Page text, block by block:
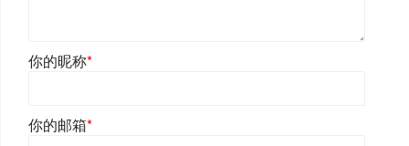
你的昵称*
你的邮箱*